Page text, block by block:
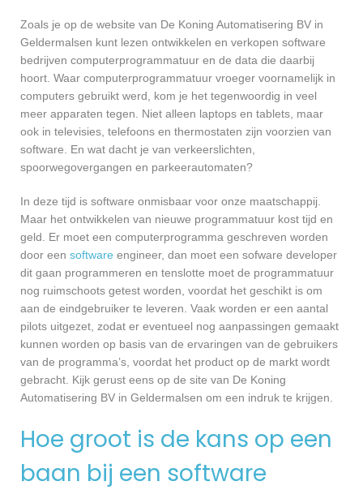
Zoals je op de website van De Koning Automatisering BV in
Geldermalsen kunt lezen ontwikkelen en verkopen software
bedrijven computerprogrammatuur en de data die daarbij
hoort. Waar computerprogrammatuur vroeger voornamelijk in
computers gebruikt werd, kom je het tegenwoordig in veel
meer apparaten tegen. Niet alleen laptops en tablets, maar
ook in televisies, telefoons en thermostaten zijn voorzien van
software. En wat dacht je van verkeerslichten,
spoorwegovergangen en parkeerautomaten?
In deze tijd is software onmisbaar voor onze maatschappij.
Maar het ontwikkelen van nieuwe programmatuur kost tijd en
geld. Er moet een computerprogramma geschreven worden
door een software engineer, dan moet een sofware developer
dit gaan programmeren en tenslotte moet de programmatuur
nog ruimschoots getest worden, voordat het geschikt is om
aan de eindgebruiker te leveren. Vaak worden er een aantal
pilots uitgezet, zodat er eventueel nog aanpassingen gemaakt
kunnen worden op basis van de ervaringen van de gebruikers
van de programma’s, voordat het product op de markt wordt
gebracht. Kijk gerust eens op de site van De Koning
Automatisering BV in Geldermalsen om een indruk te krijgen.
Hoe groot is de kans op een
baan bij een software